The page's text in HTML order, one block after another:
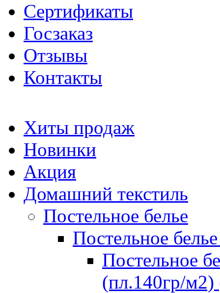
Сертификаты
Госзаказ
Отзывы
Контакты
Хиты продаж
Новинки
Акция
Домашний текстиль
Постельное белье
Постельное
Постельное
(пл.140гр/м2)